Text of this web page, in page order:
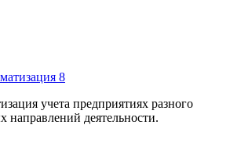
8
учета предприятиях разного
направлений деятельности.